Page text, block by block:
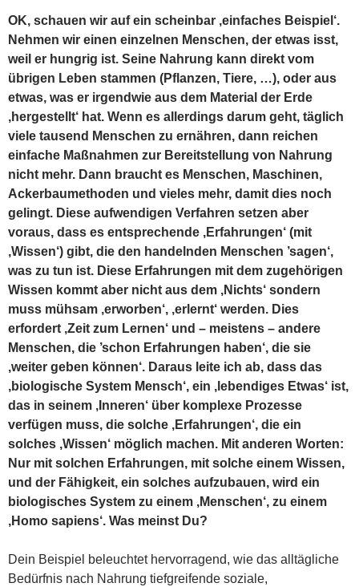
OK, schauen wir auf ein scheinbar ‚einfaches Beispiel‘.
Nehmen wir einen einzelnen Menschen, der etwas isst,
weil er hungrig ist. Seine Nahrung kann direkt vom
übrigen Leben stammen (Pflanzen, Tiere, …), oder aus
etwas, was er irgendwie aus dem Material der Erde
‚hergestellt‘ hat. Wenn es allerdings darum geht, täglich
viele tausend Menschen zu ernähren, dann reichen
einfache Maßnahmen zur Bereitstellung von Nahrung
nicht mehr. Dann braucht es Menschen, Maschinen,
Ackerbaumethoden und vieles mehr, damit dies noch
gelingt. Diese aufwendigen Verfahren setzen aber
voraus, dass es entsprechende ‚Erfahrungen‘ (mit
‚Wissen‘) gibt, die den handelnden Menschen ’sagen‘,
was zu tun ist. Diese Erfahrungen mit dem zugehörigen
Wissen kommt aber nicht aus dem ‚Nichts‘ sondern
muss mühsam ‚erworben‘, ‚erlernt‘ werden. Dies
erfordert ‚Zeit zum Lernen‘ und – meistens – andere
Menschen, die ’schon Erfahrungen haben‘, die sie
‚weiter geben können‘. Daraus leite ich ab, dass das
‚biologische System Mensch‘, ein ‚lebendiges Etwas‘ ist,
das in seinem ‚Inneren‘ über komplexe Prozesse
verfügen muss, die solche ‚Erfahrungen‘, die ein
solches ‚Wissen‘ möglich machen. Mit anderen Worten:
Nur mit solchen Erfahrungen, mit solche einem Wissen,
und der Fähigkeit, ein solches aufzubauen, wird ein
biologisches System zu einem ‚Menschen‘, zu einem
‚Homo sapiens‘. Was meinst Du?
Dein Beispiel beleuchtet hervorragend, wie das alltägliche
Bedürfnis nach Nahrung tiefgreifende soziale,